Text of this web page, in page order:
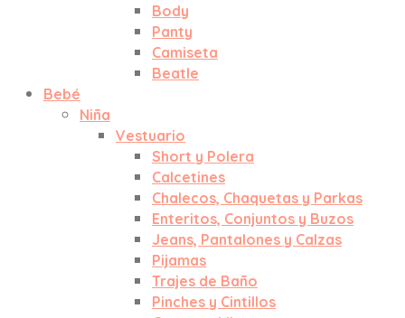
Body
Panty
Camiseta
Beatle
Bebé
Niña
Vestuario
Short y Polera
Calcetines
Chalecos, Chaquetas y Parkas
Enteritos, Conjuntos y Buzos
Jeans, Pantalones y Calzas
Pijamas
Trajes de Baño
Pinches y Cintillos